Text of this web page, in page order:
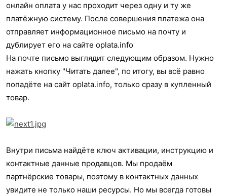
онлайн оплата у нас проходит через одну и ту же
платёжную систему. После совершения платежа она
отправляет информационное письмо на почту и
дублирует его на сайте oplata.info
На почте письмо выглядит следующим образом. Нужно
нажать кнопку "Читать далее", по итогу, вы всё равно
попадёте на сайт oplata.info, только сразу в купленный
товар.
Внутри письма найдёте ключ активации, инструкцию и
контактные данные продавцов. Мы продаём
партнёрские товары, поэтому в контактных данных
увидите не только наши ресурсы. Но мы всегда готовы